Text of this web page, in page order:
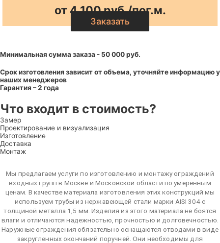
от 4 100 руб./пог.м.
Заказать
Минимальная сумма заказа - 50 000 руб.
Срок изготовления зависит от объема, уточняйте информацию у
наших менеджеров
Гарантия – 2 года
Что входит в стоимость?
Замер
Проектирование и визуализация
Изготовление
Доставка
Монтаж
Мы предлагаем услуги по изготовлению и монтажу ограждений
входных групп в Москве и Московской области по умеренным
ценам. В качестве материала изготовления этих конструкций мы
используем трубы из нержавеющей стали марки AISI 304 с
толщиной металла 1,5 мм. Изделия из этого материала не боятся
влаги и отличаются надежностью, прочностью и долговечностью.
Наружные ограждения обязательно оснащаются отводами в виде
закругленных окончаний поручней. Они необходимы для